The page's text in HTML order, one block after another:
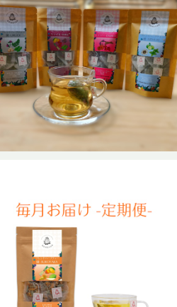
【定期便】おまかせブレンド便
¥1,067
14%OFF
【定期便】健-SUKOYAKAブレン
ド 普通サイズ
¥1,067
14%OFF